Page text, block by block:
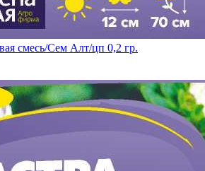
смесь/Сем Алт/цп 0,2 гр.